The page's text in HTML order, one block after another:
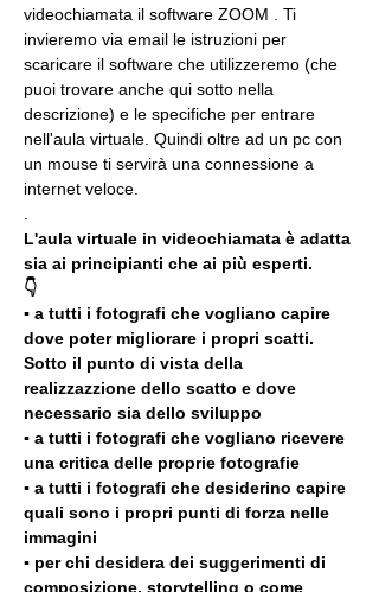
videochiamata il software ZOOM . Ti
invieremo via email le istruzioni per
scaricare il software che utilizzeremo (che
puoi trovare anche qui sotto nella
descrizione) e le specifiche per entrare
nell'aula virtuale. Quindi oltre ad un pc con
un mouse ti servirà una connessione a
internet veloce.
L'aula virtuale in videochiamata è adatta
sia ai principianti che ai più esperti.
👇
▪️ a tutti i fotografi che vogliano capire
dove poter migliorare i propri scatti.
Sotto il punto di vista della
realizzazzione dello scatto e dove
necessario sia dello sviluppo
▪️ a tutti i fotografi che vogliano ricevere
una critica delle proprie fotografie
▪️ a tutti i fotografi che desiderino capire
quali sono i propri punti di forza nelle
immagini
▪️ per chi desidera dei suggerimenti di
composizione, storytelling o come